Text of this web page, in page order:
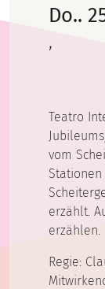
Do..
,
Teatro
vom
erzählt.
erzählen.
Regie: